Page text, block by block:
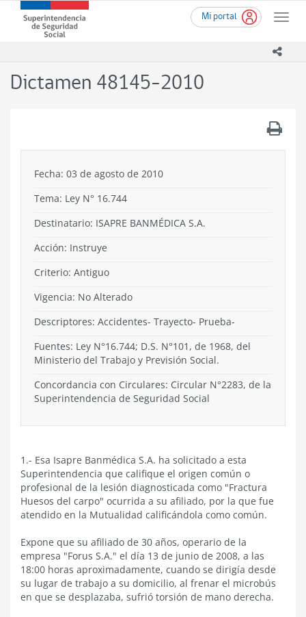
contenido
Mi portal
Toggle
Superintendencia
de
-
Dictamen 48145-2010
Fecha: 03 de agosto de 2010
Tema: Ley N° 16.744
Destinatario: ISAPRE BANMÉDICA S.A.
Acción: Instruye
Criterio: Antiguo
Vigencia: No Alterado
Descriptores: Accidentes- Trayecto- Prueba-
Fuentes: Ley N°16.744; D.S. N°101, de 1968, del
Ministerio del Trabajo y Previsión Social.
Concordancia con Circulares: Circular N°2283, de la
Superintendencia de Seguridad Social
1.- Esa Isapre Banmédica S.A. ha solicitado a esta
Superintendencia que califique el origen común o
profesional de la lesión diagnosticada como "Fractura
Huesos del carpo" ocurrida a su afiliado, por la que fue
atendido en la Mutualidad calificándola como común.
Expone que su afiliado de 30 años, operario de la
empresa "Forus S.A." el día 13 de junio de 2008, a las
18:00 horas aproximadamente, cuando se dirigía desde
su lugar de trabajo a su domicilio, al frenar el microbús
en que se desplazaba, sufrió torsión de mano derecha.